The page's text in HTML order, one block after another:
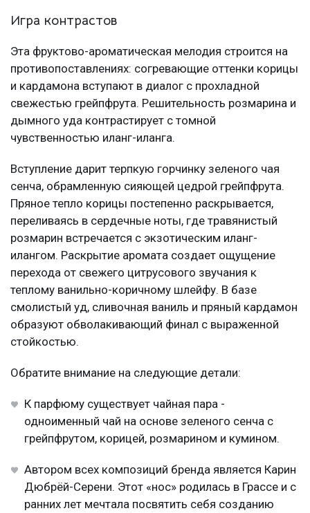
Игра контрастов
Эта фруктово-ароматическая мелодия строится на
противопоставлениях: согревающие оттенки корицы
и кардамона вступают в диалог с прохладной
свежестью грейпфрута. Решительность розмарина и
дымного уда контрастирует с томной
чувственностью иланг-иланга.
Вступление дарит терпкую горчинку зеленого чая
сенча, обрамленную сияющей цедрой грейпфрута.
Пряное тепло корицы постепенно раскрывается,
переливаясь в сердечные ноты, где травянистый
розмарин встречается с экзотическим иланг-
илангом. Раскрытие аромата создает ощущение
перехода от свежего цитрусового звучания к
теплому ванильно-коричному шлейфу. В базе
смолистый уд, сливочная ваниль и пряный кардамон
образуют обволакивающий финал с выраженной
стойкостью.
Обратите внимание на следующие детали:
К парфюму существует чайная пара -
одноименный чай на основе зеленого сенча с
грейпфрутом, корицей, розмарином и кумином.
Автором всех композиций бренда является Карин
Дюбрёй-Серени. Этот «нос» родилась в Грассе и с
ранних лет мечтала посвятить себя созданию